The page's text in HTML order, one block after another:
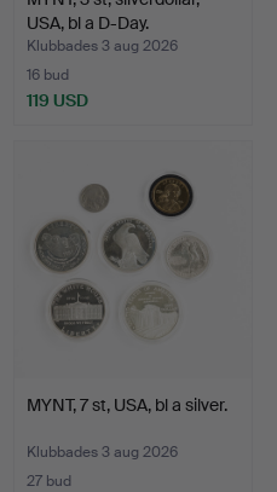
USA, bl a D-Day.
Klubbades 3 aug 2026
16 bud
119 USD
MYNT, 7 st, USA, bl a silver.
Klubbades 3 aug 2026
27 bud